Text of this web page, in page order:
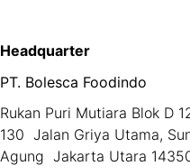
Headquarter
PT. Bolesca Foodindo
Rukan Puri Mutiara Blok D
130 Jalan Griya Utama,
Agung Jakarta Utara